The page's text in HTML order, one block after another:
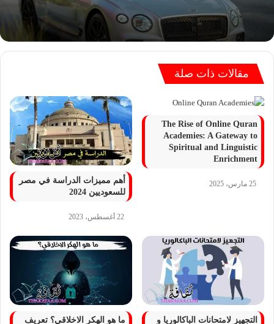
مقالات ذات صلة
The Rise of Online Quran
Academies: A Gateway to
Spiritual and Linguistic
Enrichment
25 مارس، 2025
أهم مميزات الدراسة في مصر
للسعوديين 2024
22 أغسطس، 2023
التجهيز لامتحانات الباكالوريا و
ما هو الهكر الاخلاقي؟ تعريف